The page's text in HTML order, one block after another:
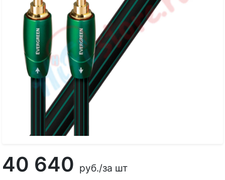
40 640 руб./за шт